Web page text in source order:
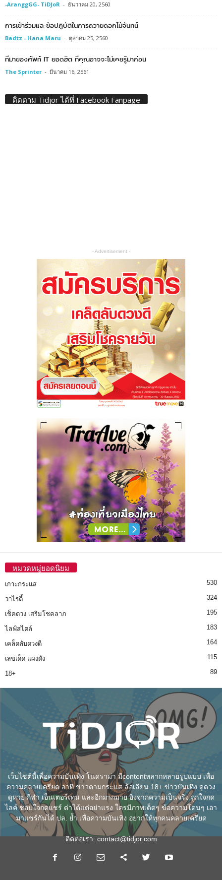
-AranggGG- TiDJoR - ธันวาคม 20, 2560
การเข้าร่วมและข้อปฏิบัติในการถวายดอกไม้จันทน์
Badtz - Hana Maru - ตุลาคม 25, 2560
ที่มาของศัพท์ IT ยอดฮิต ที่คุณอาจจะไม่เคยรู้มาก่อน
The Sprinter - มีนาคม 16, 2561
ติดตาม Tidjor ได้ที่ Facebook Fanpage
- Advertisement -
หมวดหมู่ยอดนิยม
เกาะกระแส 530
วาไรตี้ 324
เช็คดวง เสริมโชคลาภ 195
ไลฟ์สไตล์ 183
เคล็ดลับดวงดี 164
เลขเด็ด แผงดัง 115
18+ 89
เว็บไซต์นี้เพื่อความบันเทิง โนดราม่า มีcontentหลากหลายรูปแบบ เพื่อ
ความคลายเครียด อาทิ ข่าวตามกระแส ล้อเลียน 18+ ข่าวบันเทิง ดูดวง
ดูหวย กีฬา เอ็นเตอร์เทน และอีกมากมาย อิงจากความเป็นจริง ถูกใจกด
ไลค์ ชอบใจกดแชร์ ด่าได้แต่อย่าแรง ใครมีภาพเด็ดๆ ข้อความโดนๆ เอา
มาแชร์กันได้ ปล. ย้ำ เพื่อความบันเทิง อยากให้ทุกคนคลายเครียด
ติดต่อเรา: contact@tidjor.com